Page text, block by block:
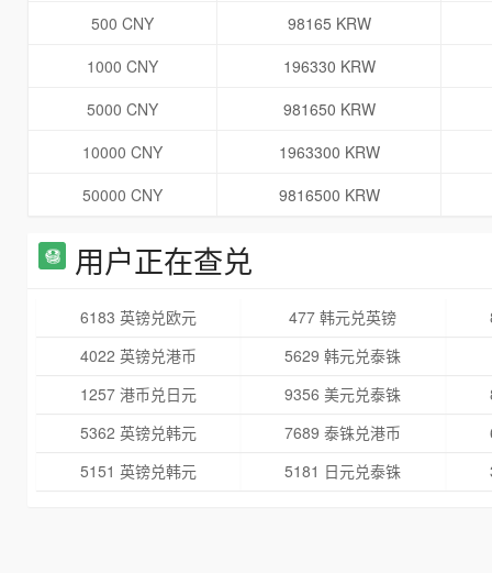
500 CNY
98165 KRW
1000 CNY
196330 KRW
5000 CNY
981650 KRW
10000 CNY
1963300 KRW
50000 CNY
9816500 KRW
用户正在查兑
6183 英镑兑欧元 477 韩元兑英镑
4022 英镑兑港币
5629 韩元兑泰铢
1257 港币兑日元
9356 美元兑泰铢
5362 英镑兑韩元
7689 泰铢兑港币
5151 英镑兑韩元
5181 日元兑泰铢